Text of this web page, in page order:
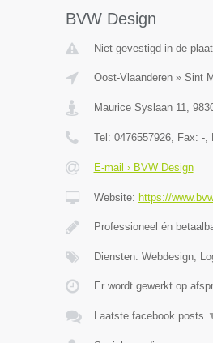
BVW Design
Niet gevestigd in de
Oost-Vlaanderen» Sint
Maurice Syslaan 11,
Tel: 0476557926, Fax: -,
E-mail › BVW Design
Website: https://
Professioneel én
Diensten: Webdesign,
Er wordt gewerkt op
Laatste facebook posts